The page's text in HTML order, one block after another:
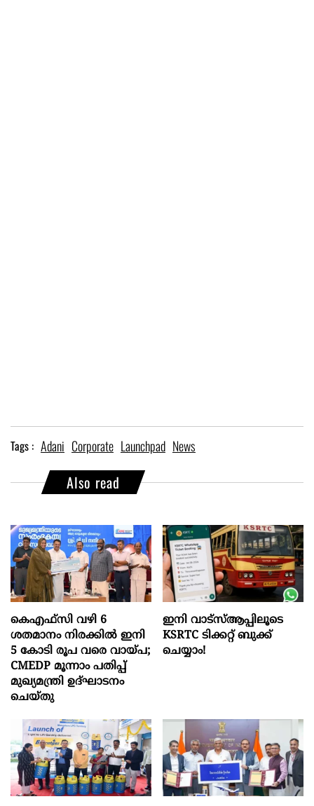
Tags : Adani Corporate Launchpad News
Also read
കെഎഫ്സി വഴി 6
ശതമാനം നിരക്കിൽ ഇനി
5 കോടി രൂപ വരെ വായ്പ;
CMEDP മൂന്നാം പതിപ്പ്
മുഖ്യമന്ത്രി ഉദ്ഘാടനം
ചെയ്തു
ഇനി വാട്‌സ്ആപ്പിലൂടെ
KSRTC ടിക്കറ്റ് ബുക്ക്
ചെയ്യാം!